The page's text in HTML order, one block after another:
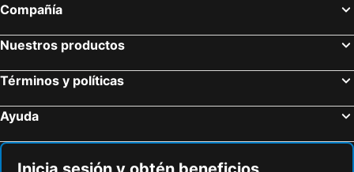
Compañía
Nuestros productos
Términos y políticas
Ayuda